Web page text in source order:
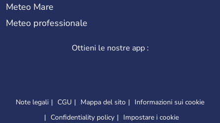
Meteo Mare
Meteo professionale
Ottieni le nostre app :
Note legali CGU Mappa del sito
Informazioni sui cookie
Confidentiality policy
Impostare i cookie